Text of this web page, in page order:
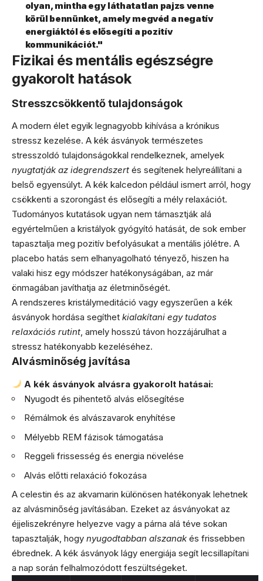
olyan, mintha egy láthatatlan pajzs venne
körül bennünket, amely megvéd a negatív
energiáktól és elősegíti a pozitív
kommunikációt."
Fizikai és mentális egészségre
gyakorolt hatások
Stresszcsökkentő tulajdonságok
A modern élet egyik legnagyobb kihívása a krónikus
stressz kezelése. A kék ásványok természetes
stresszoldó tulajdonságokkal rendelkeznek, amelyek
nyugtatják az idegrendszert és segítenek helyreállítani a
belső egyensúlyt. A kék kalcedon például ismert arról, hogy
csökkenti a szorongást és elősegíti a mély relaxációt.
Tudományos kutatások ugyan nem támasztják alá
egyértelműen a kristályok gyógyító hatását, de sok ember
tapasztalja meg pozitív befolyásukat a mentális jólétre. A
placebo hatás sem elhanyagolható tényező, hiszen ha
valaki hisz egy módszer hatékonyságában, az már
önmagában javíthatja az életminőségét.
A rendszeres kristálymeditáció vagy egyszerűen a kék
ásványok hordása segíthet kialakítani egy tudatos
relaxációs rutint, amely hosszú távon hozzájárulhat a
stressz hatékonyabb kezeléséhez.
Alvásminőség javítása
A kék ásványok alvásra gyakorolt hatásai:
Nyugodt és pihentető alvás elősegítése
Rémálmok és alvászavarok enyhítése
Mélyebb REM fázisok támogatása
Reggeli frissesség és energia növelése
Alvás előtti relaxáció fokozása
A celestin és az akvamarin különösen hatékonyak lehetnek
az alvásminőség javításában. Ezeket az ásványokat az
éjjeliszekrényre helyezve vagy a párna alá téve sokan
tapasztalják, hogy nyugodtabban alszanak és frissebben
ébrednek. A kék ásványok lágy energiája segít lecsillapítani
a nap során felhalmozódott feszültségeket.